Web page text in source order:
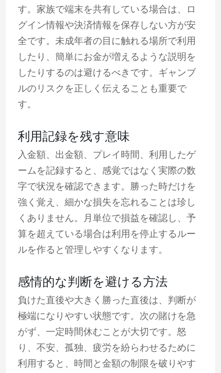
す。家族で端末を共有している場合は、ロ
グイン情報や決済情報を保存しない方が安
全です。未成年者の目に触れる場所で利用
したり、簡単にお金が増えるような説明を
したりするのは避けるべきです。ギャンブ
ルのリスクを正しく伝えることも重要で
す。
利用記録を残す意味
入金額、出金額、プレイ時間、利用したゲ
ームを記録すると、感覚ではなく実際の数
字で状況を確認できます。勝った時だけを
強く覚え、細かな損失を忘れることは珍し
くありません。月単位で損益を確認し、予
算を超えている場合は利用を停止するルー
ルを作ると管理しやすくなります。
感情的な判断を避ける方法
負けた直後や大きく勝った直後は、判断が
極端になりやすい状態です。次の賭けを急
がず、一定時間休むことが大切です。怒
り、不安、孤独、疲労を紛らわせるために
利用すると、時間と金額の制限を破りやす